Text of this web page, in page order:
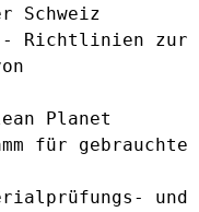
Schweiz
- Richtlinien zur
Planet
für gebrauchte
und